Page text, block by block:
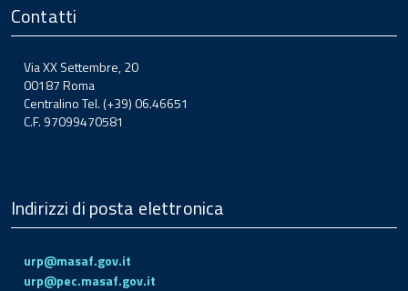
Contatti
Via XX Settembre, 20
00187 Roma
Centralino Tel. (+39) 06.46651
C.F. 97099470581
Indirizzi di posta elettronica
urp@masaf.gov.it
urp@pec.masaf.gov.it